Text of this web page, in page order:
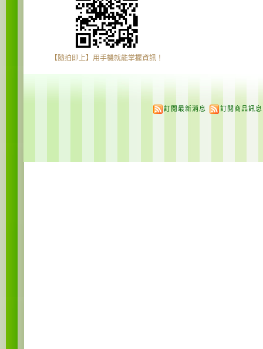
【隨拍即上】用手機就能掌握資訊！
訂閱最新消息 訂閱商品訊息